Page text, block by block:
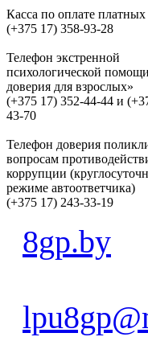
Касса по оплате платных
(+375 17) 358-93-28
Телефон экстренной
психологической
доверия для взрослых»
(+375 17) 352-44-44 и
43-70
Телефон доверия
вопросам
коррупции
режиме автоответчика)
(+375 17) 243-33-19
8gp.by